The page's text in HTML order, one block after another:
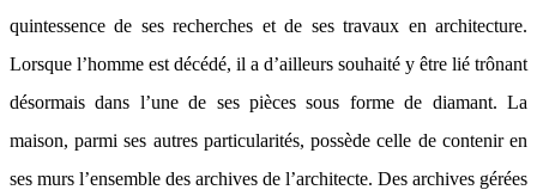
quintessence de ses recherches et de ses travaux en architecture.
Lorsque l’homme est décédé, il a d’ailleurs souhaité y être lié trônant
désormais dans l’une de ses pièces sous forme de diamant. La
maison, parmi ses autres particularités, possède celle de contenir en
ses murs l’ensemble des archives de l’architecte. Des archives gérées